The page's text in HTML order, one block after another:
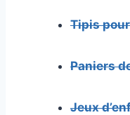
Tipis
Paniers
Jeux